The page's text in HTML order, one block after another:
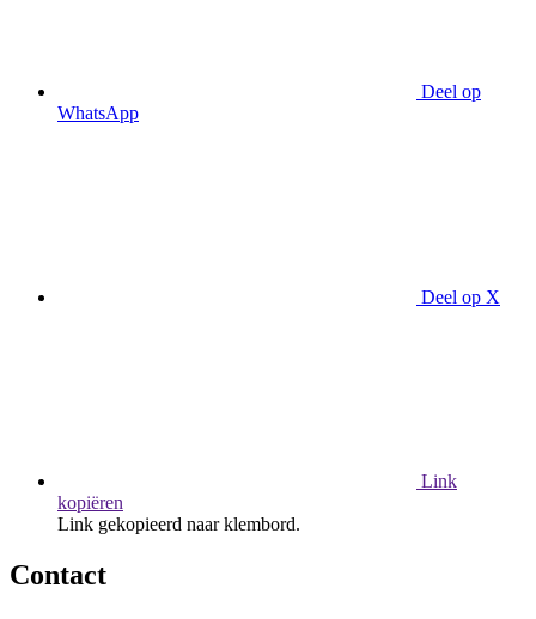
Deel op
WhatsApp
Deel op X
Link
kopiëren
Link gekopieerd naar klembord.
Contact